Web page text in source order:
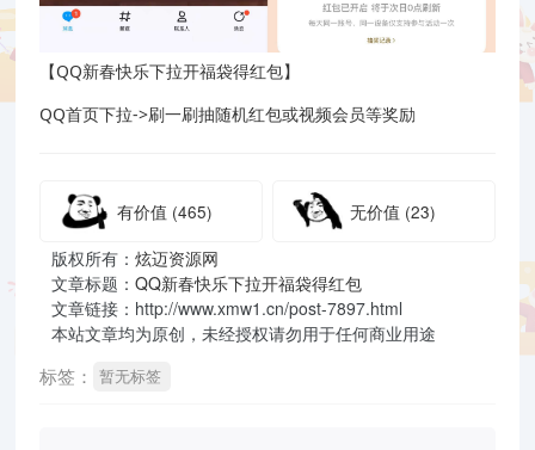
【QQ新春快乐下拉开福袋得红包】
QQ首页下拉->刷一刷抽随机红包或视频会员等奖励
有价值 (465) 无价值 (23)
版权所有：炫迈资源网
文章标题：QQ新春快乐下拉开福袋得红包
文章链接：http://www.xmw1.cn/post-7897.html
本站文章均为原创，未经授权请勿用于任何商业用途
标签： 暂无标签